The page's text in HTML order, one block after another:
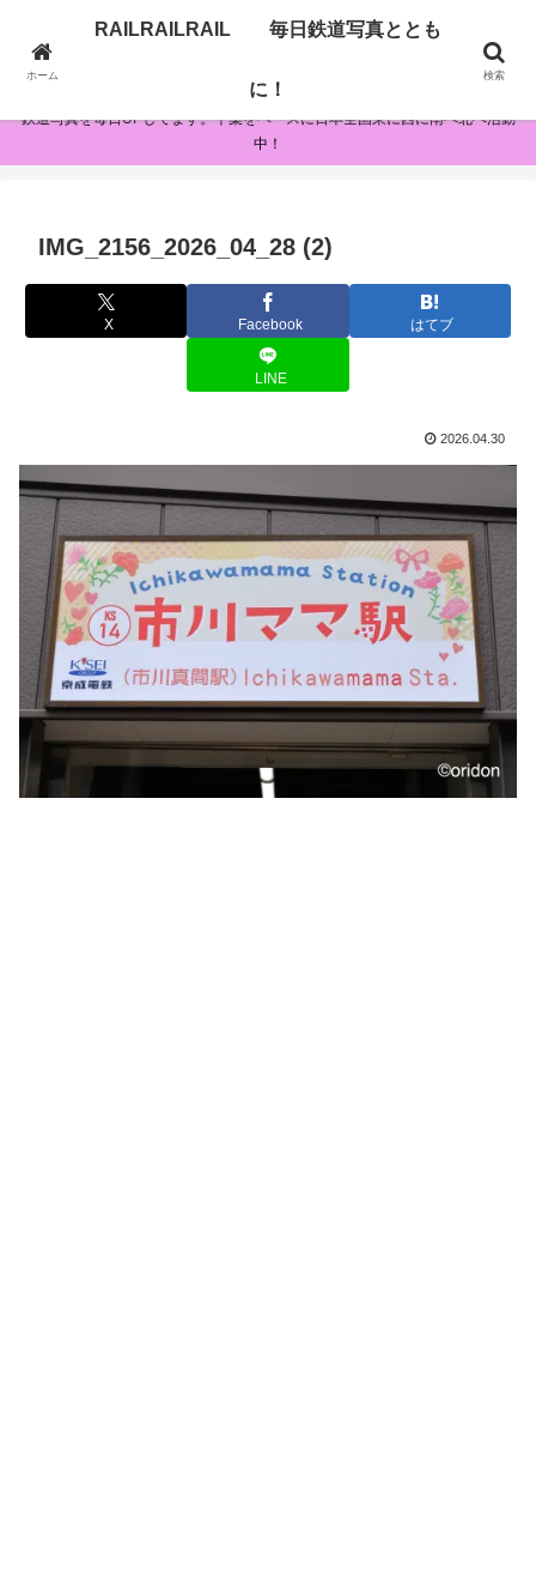
RAILRAILRAIL 毎日鉄道写真とともに！
鉄道写真を毎日UPしてます。千葉をベースに日本全国東に西に南へ北へ活動
中！
IMG_2156_2026_04_28 (2)
X Facebook はてブ
LINE
2026.04.30
ホーム
RAILRAILRAIL 毎日鉄道写真ととも
に！
検索